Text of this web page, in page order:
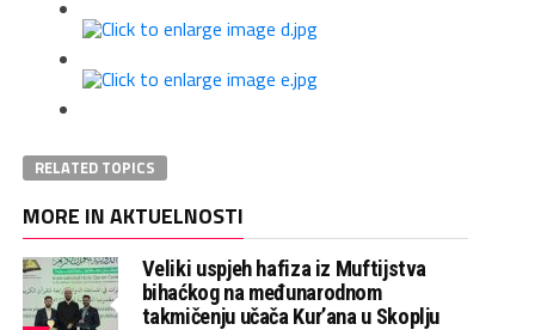
RELATED TOPICS
MORE IN AKTUELNOSTI
Veliki uspjeh hafiza iz Muftijstva
bihaćkog na međunarodnom
takmičenju učača Kur’ana u Skoplju